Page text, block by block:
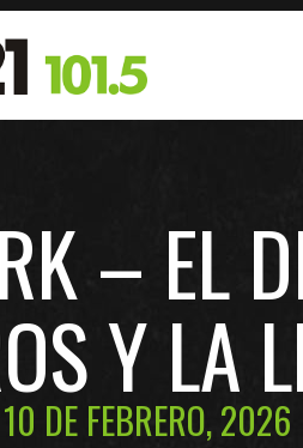
– EL
Y LA
DE FEBRERO, 2026